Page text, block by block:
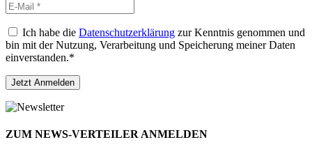
Ich habe die Datenschutzerklärung zur Kenntnis genommen und
bin mit der Nutzung, Verarbeitung und Speicherung meiner Daten
einverstanden.*
ZUM NEWS-VERTEILER ANMELDEN